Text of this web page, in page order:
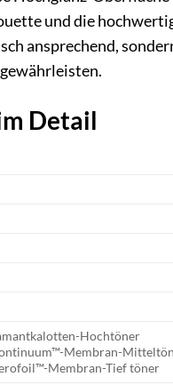
und die
ansprechend,
Detail
Hochtöner
Membran-
Membran-Tief töner